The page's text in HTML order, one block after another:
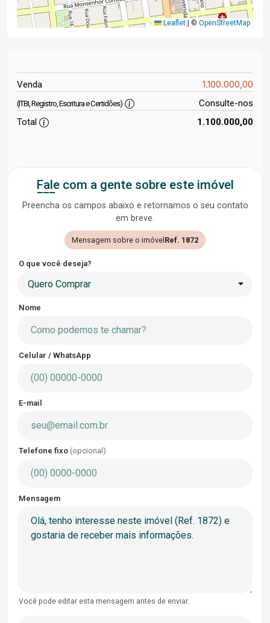
Leaflet | © OpenStreetMap
Venda 1.100.000,00
(ITBI, Registro, Escritura e Certidões)
Consulte-nos
Total
1.100.000,00
Fale com a gente sobre este imóvel
Preencha os campos abaixo e retornamos o seu contato
em breve.
Mensagem sobre o imóvel Ref. 1872
O que você deseja?
Quero Comprar
Nome
Celular / WhatsApp
E-mail
Telefone fixo (opcional)
Mensagem
Você pode editar esta mensagem antes de enviar.